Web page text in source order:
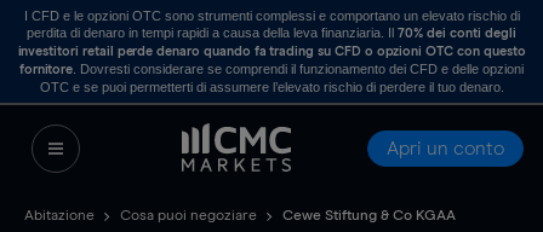
I CFD e le opzioni OTC sono strumenti complessi e comportano un elevato rischio di
perdita di denaro in tempi rapidi a causa della leva finanziaria. Il70% dei conti degli
investitori retail perde denaro quando fa trading su CFD o opzioni OTC con questo
fornitore . Dovresti considerare se comprendi il funzionamento dei CFD e delle opzioni
OTC e se puoi permetterti di assumere l’elevato rischio di perdere il tuo denaro.
Apri un conto
Abitazione Cosa puoi negoziare Cewe Stiftung & Co KGAA